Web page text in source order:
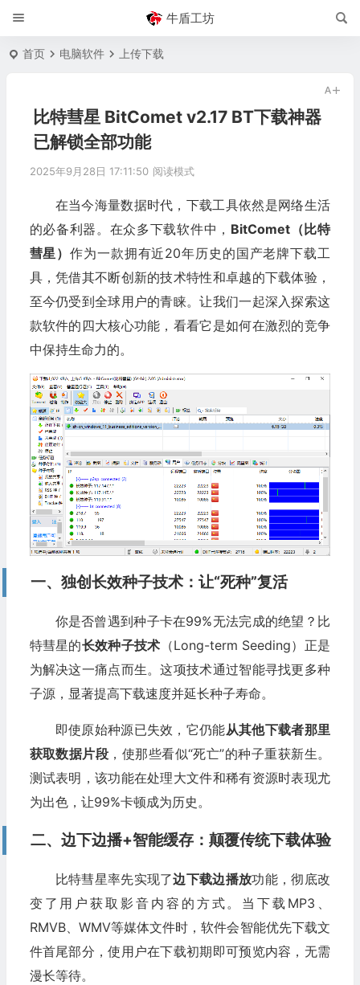
牛盾工坊
首页 电脑软件 上传下载
比特彗星 BitComet v2.17 BT下载神器
已解锁全部功能
2025年9月28日 17:11:50 阅读模式
在当今海量数据时代，下载工具依然是网络生活
的必备利器。在众多下载软件中， BitComet（比特
彗星）作为一款拥有近20年历史的国产老牌下载工
具，凭借其不断创新的技术特性和卓越的下载体验，
至今仍受到全球用户的青睐。让我们一起深入探索这
款软件的四大核心功能，看看它是如何在激烈的竞争
中保持生命力的。
一、独创长效种子技术：让“死种”复活
你是否曾遇到种子卡在99%无法完成的绝望？比
特彗星的长效种子技术 （Long-term Seeding）正是
为解决这一痛点而生。这项技术通过智能寻找更多种
子源，显著提高下载速度并延长种子寿命。
即使原始种源已失效，它仍能从其他下载者那里
获取数据片段 ，使那些看似“死亡”的种子重获新生。
测试表明，该功能在处理大文件和稀有资源时表现尤
为出色，让99%卡顿成为历史。
二、边下边播+智能缓存：颠覆传统下载体验
比特彗星率先实现了边下载边播放功能，彻底改
变了用户获取影音内容的方式。当下载MP3、
RMVB、WMV等媒体文件时，软件会智能优先下载文
件首尾部分，使用户在下载初期即可预览内容，无需
漫长等待。